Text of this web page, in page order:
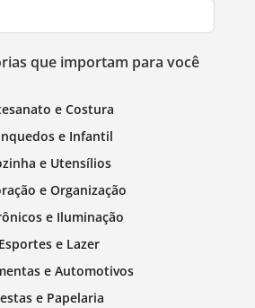
que importam para você
e Costura
e Infantil
e Utensílios
e Organização
e Iluminação
Esportes e Lazer
e Automotivos
e Papelaria